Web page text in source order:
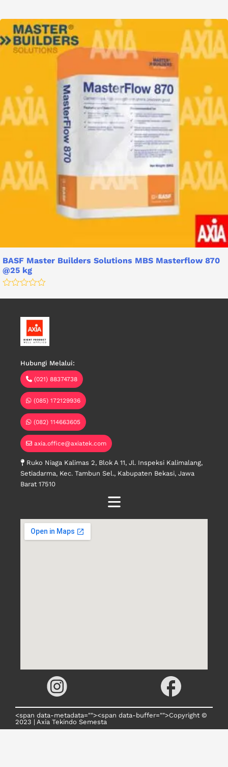
BASF Master Builders Solutions MBS Masterflow 870
@25 kg
Hubungi Melalui:
(021) 88374738
(085) 172129936
(082) 114663605
axia.office@axiatek.com
Ruko Niaga Kalimas 2, Blok A 11, Jl. Inspeksi Kalimalang,
Setiadarma, Kec. Tambun Sel., Kabupaten Bekasi, Jawa
Barat 17510
<span data-metadata=""><span data-buffer="">Copyright ©
2023 | Axia Tekindo Semesta